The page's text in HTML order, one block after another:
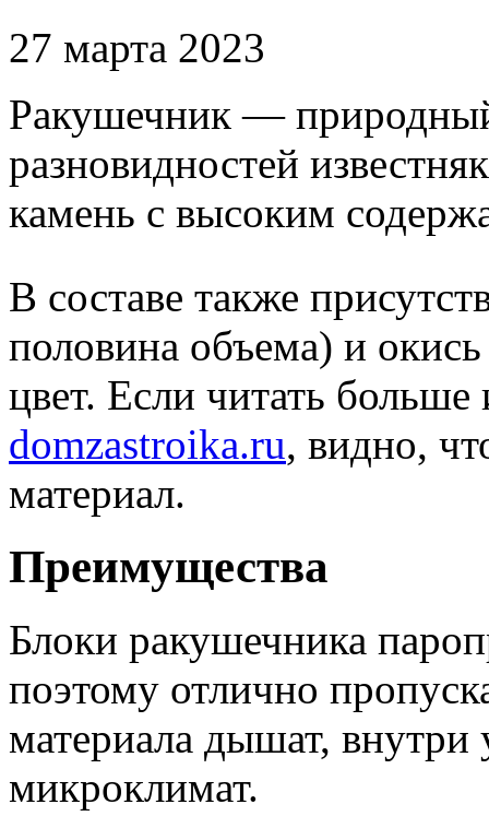
27 марта 2023
Ракушечник —
разновидностей
камень с высоким
В составе также
половина объема) и окись
цвет. Если читать
domzastroika.ru, видно,
материал.
Преимущества
Блоки ракушечника
поэтому отлично
материала дышат, внутри
микроклимат.